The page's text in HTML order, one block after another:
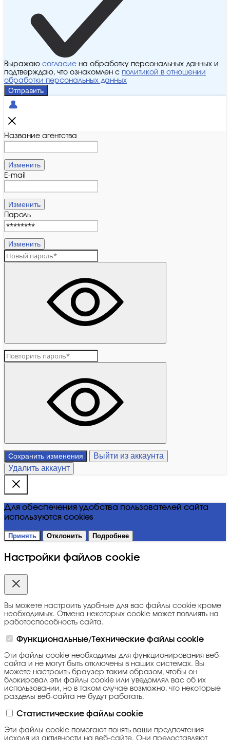
Выражаю согласие на обработку персональных данных и
подтверждаю, что ознакомлен с политикой в отношении
обработки персональных данных
Отправить
Название агентства
Изменить
E-mail
Изменить
Пароль
Изменить
Сохранить изменения
Выйти из аккаунта
Удалить аккаунт
Для обеспечения удобства пользователей сайта
используются cookies
Принять Отклонить Подробнее
Настройки файлов cookie
Вы можете настроить удобные для вас файлы cookie кроме
необходимых. Отмена некоторых cookie может повлиять на
работоспособность сайта.
Функциональные/Технические файлы cookie
Эти файлы cookie необходимы для функционирования веб-
сайта и не могут быть отключены в наших системах. Вы
можете настроить браузер таким образом, чтобы он
блокировал эти файлы cookie или уведомлял вас об их
использовании, но в таком случае возможно, что некоторые
разделы веб-сайта не будут работать.
Статистические файлы cookie
Эти файлы cookie помогают понять ваши предпочтения